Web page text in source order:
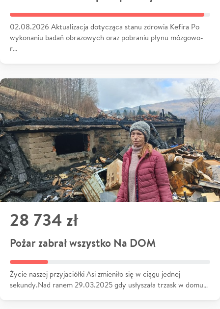
02.08.2026 Aktualizacja dotycząca stanu zdrowia Kefira Po
wykonaniu badań obrazowych oraz pobraniu płynu mózgowo-
r…
28 734 zł
Pożar zabrał wszystko Na DOM
Życie naszej przyjaciółki Asi zmieniło się w ciągu jednej
sekundy.Nad ranem 29.03.2025 gdy usłyszała trzask w domu…